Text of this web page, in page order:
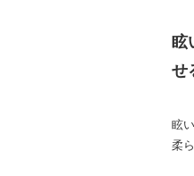
眩
せ
眩
柔